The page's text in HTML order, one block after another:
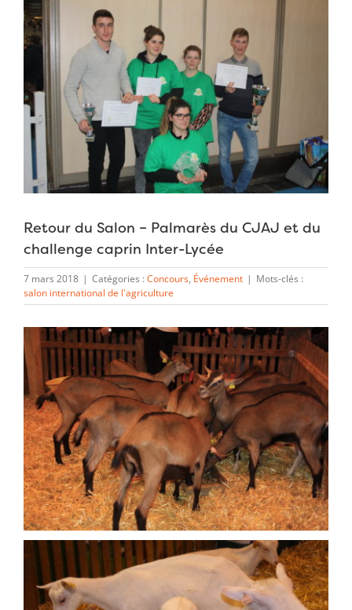
l'image
agrandie
Retour du Salon – Palmarès du CJAJ et du
challenge caprin Inter-Lycée
7 mars 2018 | Catégories : Concours, Événement | Mots-clés :
salon international de l'agriculture